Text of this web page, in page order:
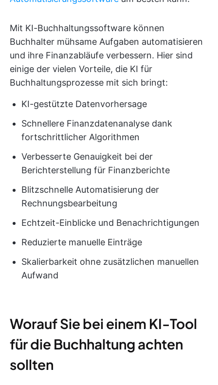
Mit KI-Buchhaltungssoftware können
Buchhalter mühsame Aufgaben automatisieren
und ihre Finanzabläufe verbessern. Hier sind
einige der vielen Vorteile, die KI für
Buchhaltungsprozesse mit sich bringt:
KI-gestützte Datenvorhersage
Schnellere Finanzdatenanalyse dank
fortschrittlicher Algorithmen
Verbesserte Genauigkeit bei der
Berichterstellung für Finanzberichte
Blitzschnelle Automatisierung der
Rechnungsbearbeitung
Echtzeit-Einblicke und Benachrichtigungen
Reduzierte manuelle Einträge
Skalierbarkeit ohne zusätzlichen manuellen
Aufwand
Worauf Sie bei einem KI-Tool
für die Buchhaltung achten
sollten